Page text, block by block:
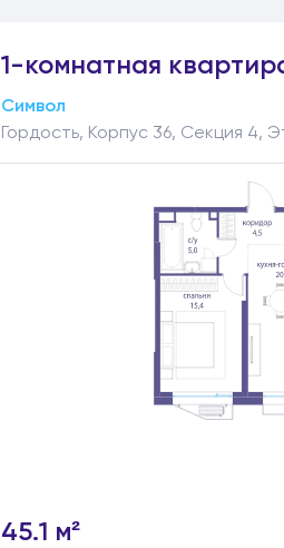
1-комнатная
Символ
Гордость, Корпус 36, Секция 4,
45.1 м²